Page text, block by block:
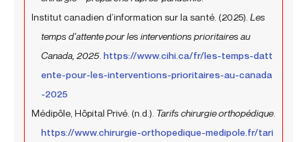
Institut canadien d’information sur la santé. (2025). Les
temps d’attente pour les interventions prioritaires au
Canada, 2025 https://www.cihi.ca/fr/les-temps-datt
ente-pour-les-interventions-prioritaires-au-canada
-2025
Médipôle, Hôpital Privé. (n.d.). Tarifs chirurgie orthopédique.
https://www.chirurgie-orthopedique-medipole.fr/tari